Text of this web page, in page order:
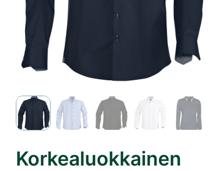
Korkealuokkainen